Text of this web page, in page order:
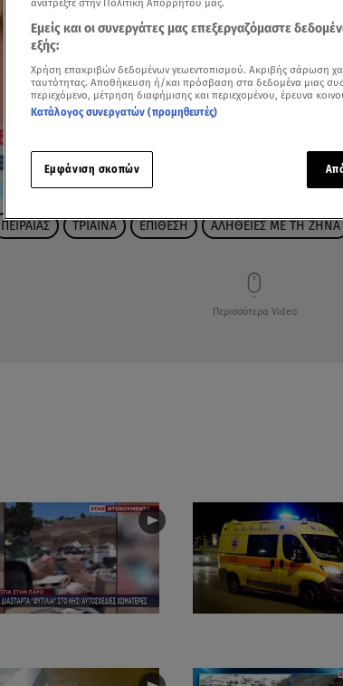
ΠΕΙΡΑΙΑΣ ΤΡΙΑΙΝΑ ΕΠΙΘΕΣΗ ΑΛΗΘΕΙΕΣ ΜΕ ΤΗ ΖΗΝΑ
Περισσότερα Video
ανατρέξτε στην Πολιτική Απορρήτου μας.
Εμείς και οι συνεργάτες μας επεξεργαζόμαστε
εξής:
Χρήση επακριβών δεδομένων γεωεντοπισμού. Ακριβής σάρωση
ταυτότητας. Αποθήκευση ή/και πρόσβαση στα δεδομένα μιας
περιεχόμενο, μέτρηση διαφήμισης και περιεχομένου, έρευνα
Κατάλογος συνεργατών (προμηθευτές)
Εμφάνιση σκοπών